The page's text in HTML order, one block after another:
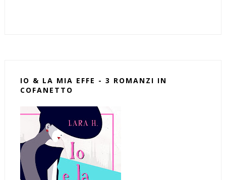
IO & LA MIA EFFE - 3 ROMANZI IN
COFANETTO